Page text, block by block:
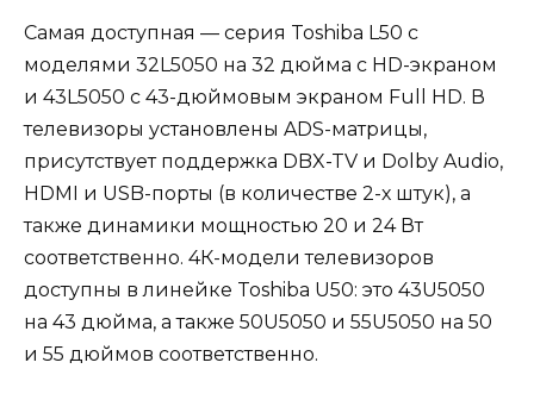
Самая доступная — серия Toshiba L50 с
моделями 32L5050 на 32 дюйма с HD-экраном
и 43L5050 с 43-дюймовым экраном Full HD. В
телевизоры установлены ADS-матрицы,
присутствует поддержка DBX-TV и Dolby Audio,
HDMI и USB-порты (в количестве 2-х штук), а
также динамики мощностью 20 и 24 Вт
соответственно. 4К-модели телевизоров
доступны в линейке Toshiba U50: это 43U5050
на 43 дюйма, а также 50U5050 и 55U5050 на 50
и 55 дюймов соответственно.